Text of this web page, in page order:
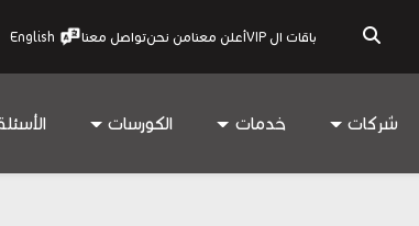
باقات ال VIP أعلن معنامن نحنتواصل معنا English
شركات خدمات الكورسات